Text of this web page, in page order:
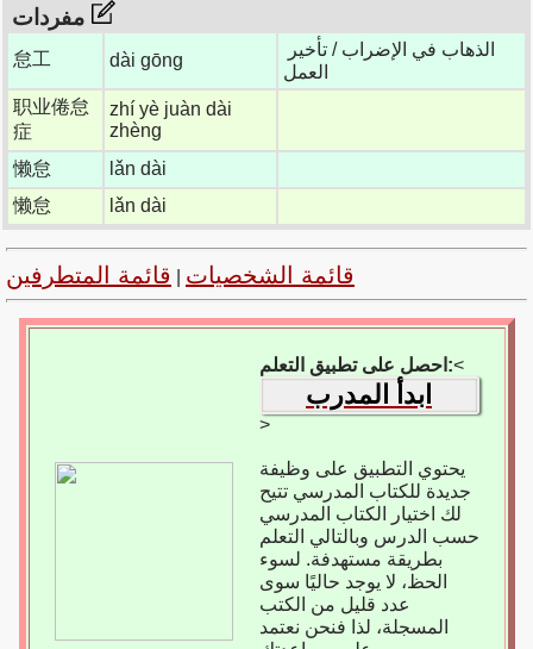
怠工 dài gōng
الذهاب في الإضراب / تأخير
العمل
职业倦怠
症
zhí yè juàn dài
zhèng
懒怠
lǎn dài
懒怠
lǎn dài
قائمة الشخصيات قائمة المتطرفين
احصل على تطبيق التعلم:<
ابدأ المدرب
>
يحتوي التطبيق على وظيفة
جديدة للكتاب المدرسي تتيح
لك اختيار الكتاب المدرسي
حسب الدرس وبالتالي التعلم
بطريقة مستهدفة. لسوء
الحظ، لا يوجد حاليًا سوى
عدد قليل من الكتب
المسجلة، لذا فنحن نعتمد